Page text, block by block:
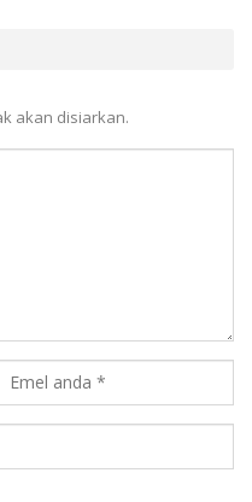
akan disiarkan.